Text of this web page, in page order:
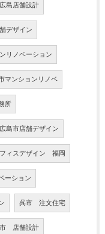
広島店舗設計
デザイン
リノベーション
マンションリノベ
所
広島市店舗デザイン
ィスデザイン 福岡
ーション
呉市 注文住宅
店舗設計